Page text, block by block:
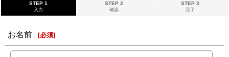
STEP 1
入力
STEP 2
確認
STEP 3
完了
お名前 [必須]